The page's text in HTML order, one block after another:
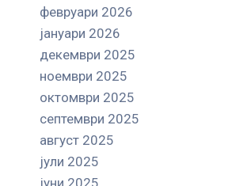
февруари 2026
јануари 2026
декември 2025
ноември 2025
октомври 2025
септември 2025
август 2025
јули 2025
јуни 2025